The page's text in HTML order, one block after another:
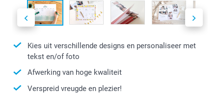
Kies uit verschillende designs en personaliseer met
tekst en/of foto
Afwerking van hoge kwaliteit
Verspreid vreugde en plezier!